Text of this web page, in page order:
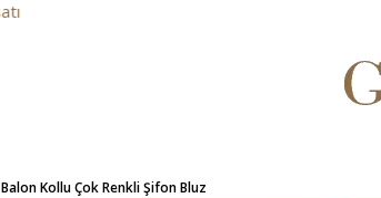
Balon Kollu Çok Renkli Şifon Bluz